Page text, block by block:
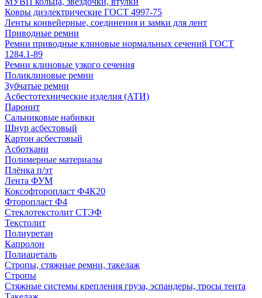
Ковры диэлектрические ГОСТ 4997-75
Ленты конвейерные, соединения и замки для лент
Приводные ремни
Ремни приводные клиновые нормальных сечений ГОСТ
1284.1-89
Ремни клиновые узкого сечения
Поликлиновые ремни
Зубчатые ремни
Асбестотехнические изделия (АТИ)
Паронит
Сальниковые набивки
Шнур асбестовый
Картон асбестовый
Асботкани
Полимерные материалы
Плёнка п/эт
Лента ФУМ
Коксофторопласт Ф4К20
Фторопласт Ф4
Стеклотекстолит СТЭФ
Текстолит
Полиуретан
Капролон
Полиацеталь
Стропы, стяжные ремни, такелаж
Стропы
Стяжные системы крепления груза, эспандеры, тросы тента